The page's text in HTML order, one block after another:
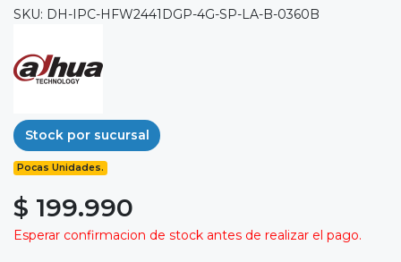
SKU: DH-IPC-HFW2441DGP-4G-SP-LA-B-0360B
Stock por sucursal
Pocas Unidades.
$ 199.990
Esperar confirmacion de stock antes de realizar el pago.